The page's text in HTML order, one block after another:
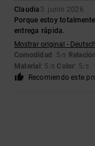
Claudia 3. junio 2026
Porque estoy
entrega rápida.
Mostrar original - Deutsch
Comodidad : 5/5
Material : 5 /5 Color: 5/5
Recomiendo este